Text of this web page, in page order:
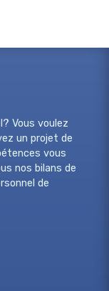
Vous voulez
un projet de
vous
nos bilans de
de